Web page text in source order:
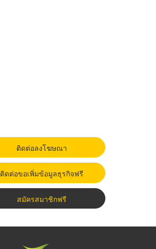
ติดต่อลงโฆษณา
ติดต่อขอเพิ่มข้อมูลธุรกิจฟรี
สมัครสมาชิกฟรี